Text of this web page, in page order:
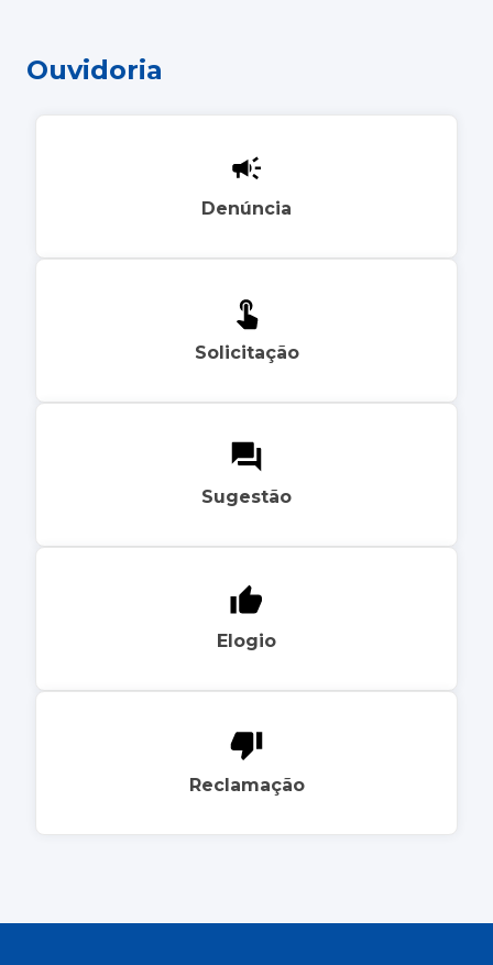
Ouvidoria
Denúncia
Solicitação
Sugestão
Elogio
Reclamação